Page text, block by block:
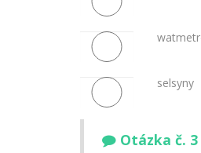
selsyny
Otázka č. 3